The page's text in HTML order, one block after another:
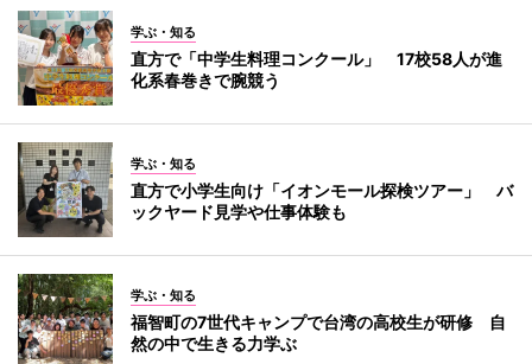
学ぶ・知る
直方で「中学生料理コンクール」 17校58人が進
化系春巻きで腕競う
学ぶ・知る
直方で小学生向け「イオンモール探検ツアー」 バ
ックヤード見学や仕事体験も
学ぶ・知る
福智町の7世代キャンプで台湾の高校生が研修 自
然の中で生きる力学ぶ